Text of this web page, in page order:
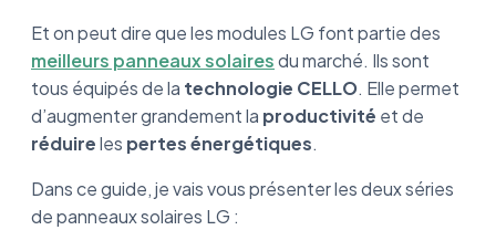
Et on peut dire que les modules LG font partie des
meilleurs panneaux solairesdu marché. Ils sont
tous équipés de la technologie CELLO. Elle permet
d’augmenter grandement la productivité et de
réduireles pertes énergétiques.
Dans ce guide, je vais vous présenter les deux séries
de panneaux solaires LG :